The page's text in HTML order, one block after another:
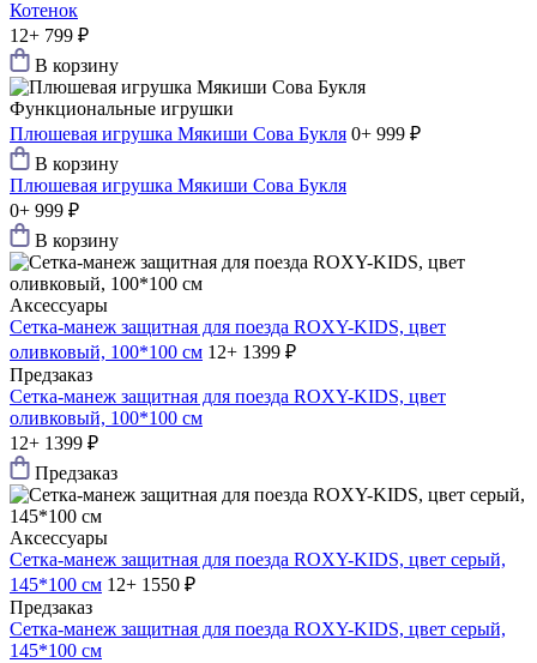
Котенок
12+ 799 ₽
В корзину
Функциональные игрушки
Плюшевая игрушка Мякиши Сова Букля 0+ 999 ₽
В корзину
Плюшевая игрушка Мякиши Сова Букля
0+ 999 ₽
В корзину
Аксессуары
Сетка-манеж защитная для поезда ROXY-KIDS, цвет
оливковый, 100*100 см 12+ 1399 ₽
Предзаказ
Сетка-манеж защитная для поезда ROXY-KIDS, цвет
оливковый, 100*100 см
12+ 1399 ₽
Предзаказ
Аксессуары
Сетка-манеж защитная для поезда ROXY-KIDS, цвет серый,
145*100 см 12+ 1550 ₽
Предзаказ
Сетка-манеж защитная для поезда ROXY-KIDS, цвет серый,
145*100 см